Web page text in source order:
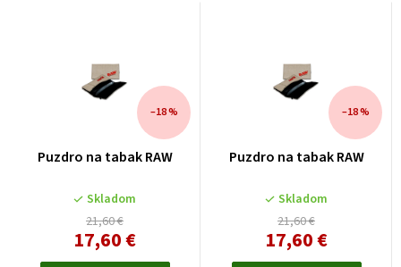
Puzdro na tabak RAW
Skladom
21,60 €
–18 %
17,60 €
Puzdro na tabak RAW
Skladom
21,60 €
–18 %
17,60 €